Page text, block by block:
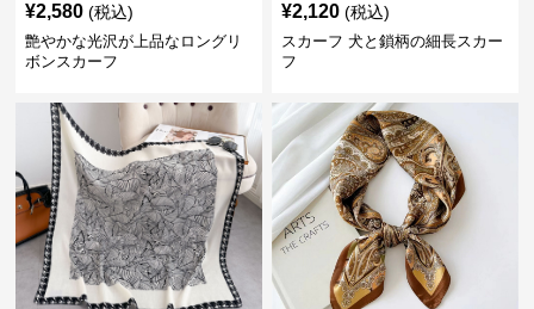
¥2,580 (税込)
艶やかな光沢が上品なロングリ
ボンスカーフ
¥2,120 (税込)
スカーフ 犬と鎖柄の細長スカー
フ